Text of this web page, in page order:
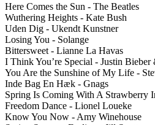
Here Comes the Sun - The Beatles
Wuthering Heights - Kate Bush
Uden Dig - Ukendt Kunstner
Losing You - Solange
Bittersweet - Lianne La Havas
I Think You’re Special - Justin Bieber
You Are the Sunshine of My Life -
Inde Bag En Hæk - Gnags
Spring Is Coming With A Strawberry
Freedom Dance - Lionel Loueke
Know You Now - Amy Winehouse